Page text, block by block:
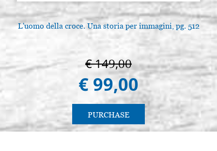
L'uomo della croce. Una storia per immagini, pg. 512
€ 149,00
€ 99,00
PURCHASE